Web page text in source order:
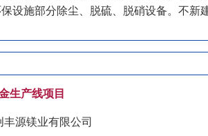
设施部分除尘、脱硫、脱硝设备。不新
生产线项目
源镁业有限公司